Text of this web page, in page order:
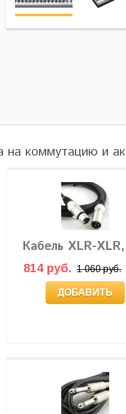
на коммутацию и
Кабель XLR-
814 руб. 1 060 руб.
ДОБАВИТЬ